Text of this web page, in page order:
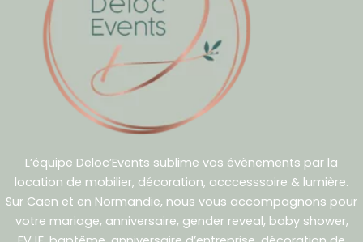
L’équipe Deloc’Events sublime vos évènements par la
location de mobilier, décoration, acccesssoire & lumière.
Sur Caen et en Normandie, nous vous accompagnons pour
votre mariage, anniversaire, gender reveal, baby shower,